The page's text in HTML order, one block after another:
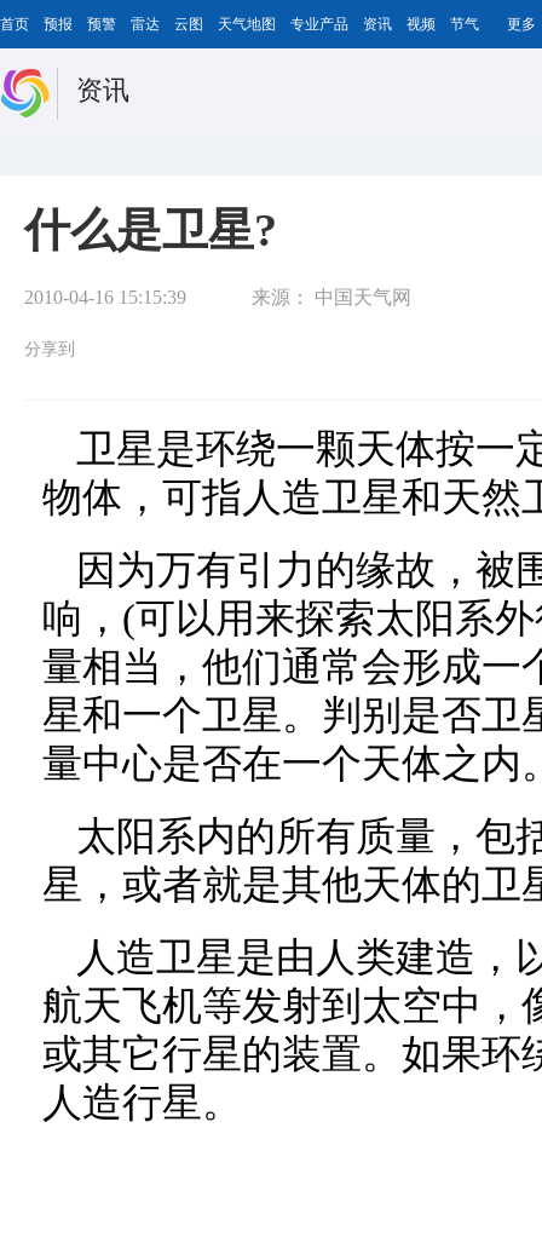
首页 预报 预警 雷达 云图 天气地图 专业产品 资讯 视频 节气 更多
资讯
什么是卫星?
2010-04-16 15:15:39 来源： 中国天气网
分享到
卫星是环绕一颗天体按一
物体，可指人造卫星和天然
因为万有引力的缘故，被
响，(可以用来探索太阳系
量相当，他们通常会形成一
星和一个卫星。判别是否卫
量中心是否在一个天体之内
太阳系内的所有质量，包
星，或者就是其他天体的卫
人造卫星是由人类建造，
航天飞机等发射到太空中，
或其它行星的装置。如果环
人造行星。